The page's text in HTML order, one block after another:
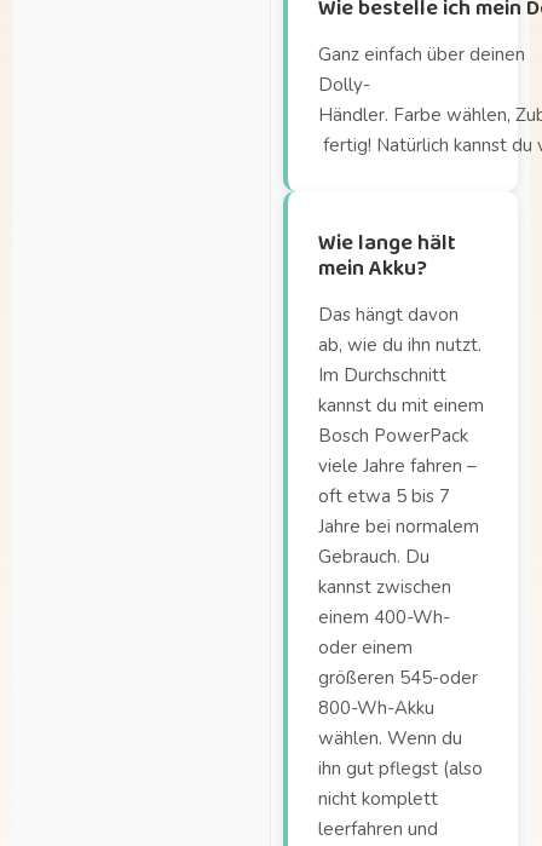
Welche Kindersitze passen auf den
Wie groß ist das Dolly eigentlich?
Wie bestelle ich mein
Ganz einfach über deinen
Dolly-
Händler. Farbe wählen,
fertig! Natürlich kannst du
Wie lange hält
mein Akku?
Das hängt davon
ab, wie du ihn nutzt.
Im Durchschnitt
kannst du mit einem
Bosch PowerPack
viele Jahre fahren –
oft etwa 5 bis 7
Jahre bei normalem
Gebrauch. Du
kannst zwischen
einem 400-Wh-
oder einem
größeren 545-oder
800-Wh-Akku
wählen. Wenn du
ihn gut pflegst (also
nicht komplett
leerfahren und